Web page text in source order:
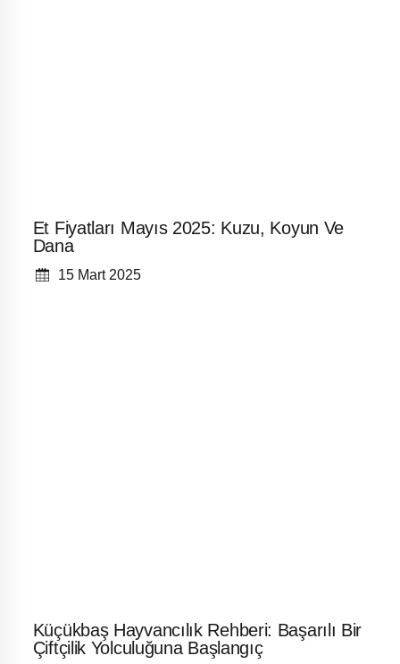
Et Fiyatları Mayıs 2025: Kuzu, Koyun Ve
Dana
15 Mart 2025
Küçükbaş Hayvancılık Rehberi: Başarılı Bir
Çiftçilik Yolculuğuna Başlangıç